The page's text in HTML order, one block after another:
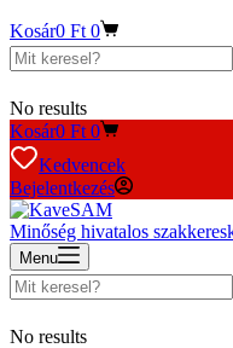
Kosár0 Ft 0
No results
Kosár0 Ft 0
Kedvencek
Bejelentkezés
Minőség hivatalos
Menu
No results